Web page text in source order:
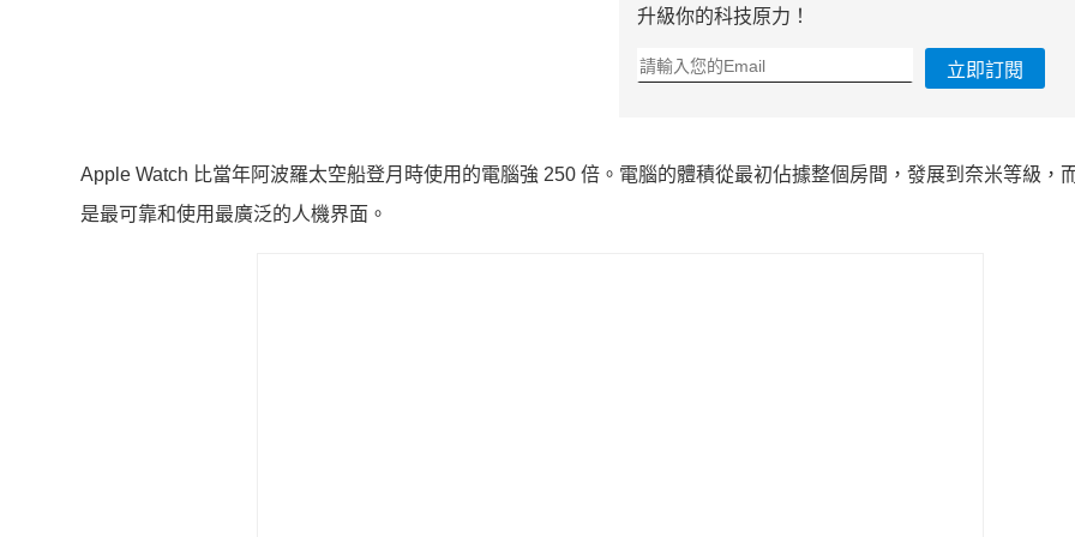
升級你的科技原力！
立即訂閱
Apple Watch 比當年阿波羅太空船登月時使用的電腦強 250 倍。電腦的體積從最初佔據整個房間，發展到奈米等級，
是最可靠和使用最廣泛的人機界面。